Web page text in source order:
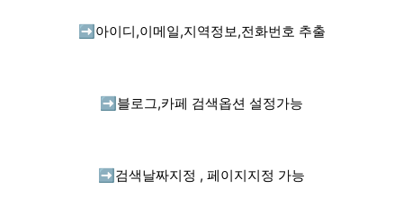
➡️ 아이디,이메일,지역정보,전화번호 추출
➡️ 블로그,카페 검색옵션 설정가능
➡️ 검색날짜지정 , 페이지지정 가능